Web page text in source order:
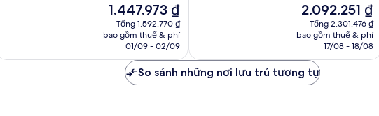
xét
Giá
hiện
tại
1.447.973 ₫
1.447.973 ₫
Tổng 1.592.770 ₫
bao gồm thuế & phí
01/09 - 02/09
xét
Giá
hiện
tại
2.092.251 ₫
2.092.251 ₫
Tổng 2.301.476 ₫
bao gồm thuế & phí
17/08 - 18/08
So sánh những nơi lưu trú tương tự